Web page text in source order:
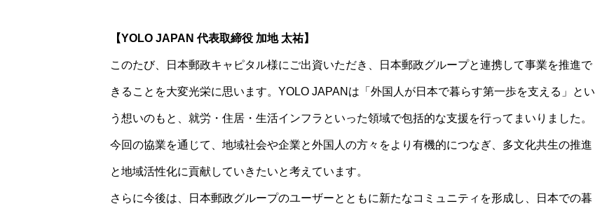
【YOLO JAPAN 代表取締役 加地 太祐】
このたび、日本郵政キャピタル様にご出資いただき、日本郵政グループと連携して事業を推進で
きることを大変光栄に思います。YOLO JAPANは「外国人が日本で暮らす第一歩を支える」とい
う想いのもと、就労・住居・生活インフラといった領域で包括的な支援を行ってまいりました。
今回の協業を通じて、地域社会や企業と外国人の方々をより有機的につなぎ、多文化共生の推進
と地域活性化に貢献していきたいと考えています。
さらに今後は、日本郵政グループのユーザーとともに新たなコミュニティを形成し、日本での暮